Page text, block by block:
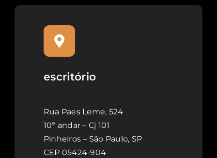
escritório
Rua Paes Leme, 524
10º andar – Cj 101
Pinheiros – São Paulo, SP
CEP 05424-904